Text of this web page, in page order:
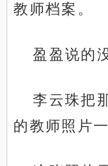
教师档案。
盈盈说的
李云珠把
的教师照片